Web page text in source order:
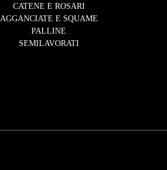
CATENE E ROSARI
AGGANCIATE E SQUAME
PALLINE
SEMILAVORATI